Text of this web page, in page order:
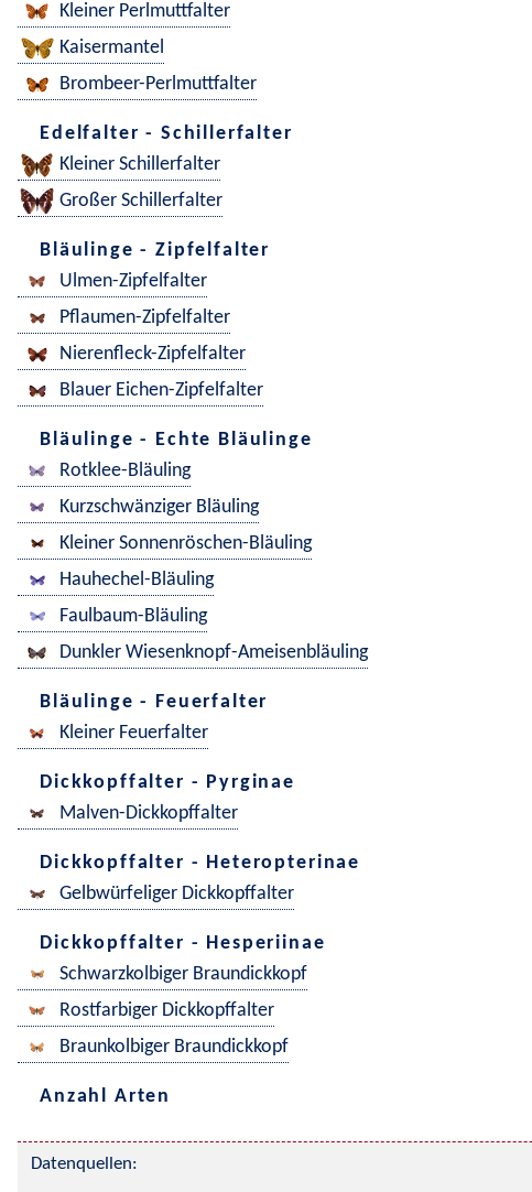
Kleiner Perlmuttfalter
Kaisermantel
Brombeer-Perlmuttfalter
Edelfalter - Schillerfalter
Kleiner Schillerfalter
Großer Schillerfalter
Bläulinge - Zipfelfalter
Ulmen-Zipfelfalter
Pflaumen-Zipfelfalter
Nierenfleck-Zipfelfalter
Blauer Eichen-Zipfelfalter
Bläulinge - Echte Bläulinge
Rotklee-Bläuling
Kurzschwänziger Bläuling
Kleiner Sonnenröschen-Bläuling
Hauhechel-Bläuling
Faulbaum-Bläuling
Dunkler Wiesenknopf-Ameisenbläuling
Bläulinge - Feuerfalter
Kleiner Feuerfalter
Dickkopffalter - Pyrginae
Malven-Dickkopffalter
Dickkopffalter - Heteropterinae
Gelbwürfeliger Dickkopffalter
Dickkopffalter - Hesperiinae
Schwarzkolbiger Braundickkopf
Rostfarbiger Dickkopffalter
Braunkolbiger Braundickkopf
Anzahl Arten
Datenquellen: